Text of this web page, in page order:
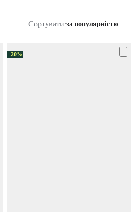
Сортувати:за популярністю
−20%